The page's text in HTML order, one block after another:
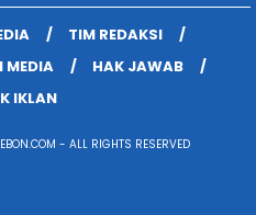
TIM REDAKSI
MEDIA
HAK JAWAB
IKLAN
- ALL RIGHTS RESERVED